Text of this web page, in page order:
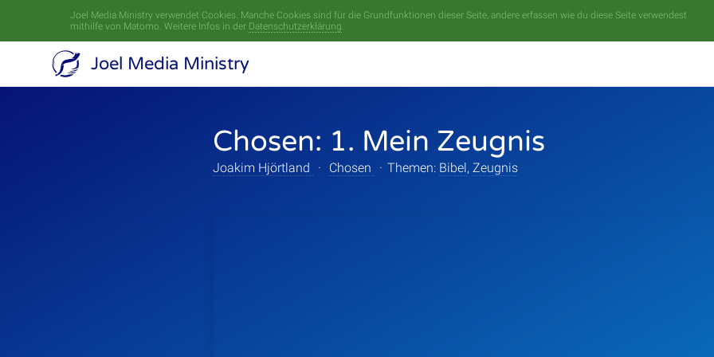
Joel Media Ministry verwendet Cookies. Manche Cookies sind für die Grundfunktionen dieser Seite, andere erfassen wie du diese Seite verwendest
mithilfe von Matomo. Weitere Infos in der Datenschutzerklärung.
Joel Media Ministry
Chosen: 1. Mein Zeugnis
Joakim Hjörtland · Chosen · Themen: Bibel, Zeugnis